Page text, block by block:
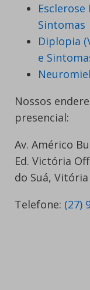
Sintomas
Diplopia
e
Nossos
presencial:
Av. Américo
Ed. Victória
do Suá, Vitória
Telefone: (27)